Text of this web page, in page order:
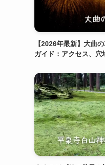
【2026年最新】大曲
ガイド：アクセス、穴